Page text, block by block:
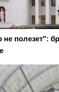
не полезет":